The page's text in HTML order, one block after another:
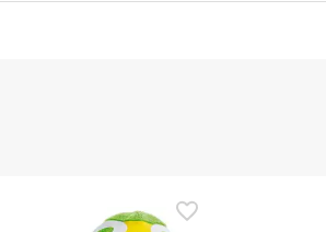
Recomendamos que voltes mais
seguindo os
nossos termos e